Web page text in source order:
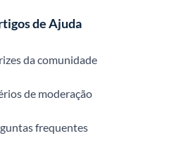
de Ajuda
da comunidade
de moderação
frequentes